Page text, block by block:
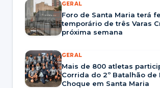
GERAL
Foro de Santa Maria terá
temporário de três Varas
próxima semana
GERAL
Mais de 800 atletas
Corrida do 2º Batalhão de
Choque em Santa Maria